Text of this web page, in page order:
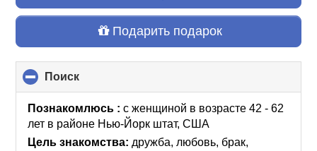
Подарить подарок
Поиск
to
collapse
contents
Познакомлюсь :с женщиной в возрасте 42 - 62
лет в районе Нью-Йорк штат, США
Цель знакомства: дружба, любовь, брак,